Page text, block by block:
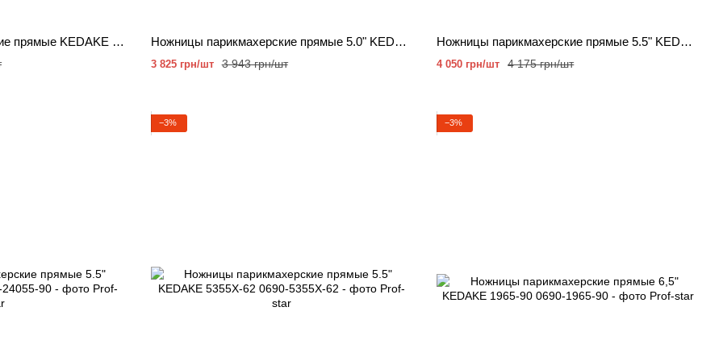
Ножницы парикмахерские прямые KEDAKE 30350-00 Ножницы парикмахерские прямые 5.0" KEDAKE 3350-02
3 943 грн/шт
3 825 грн/шт
Ножницы парикмахерские прямые 5.5" KEDAKE 1955-92
4 175 грн/шт
4 050 грн/шт
−3% −3%